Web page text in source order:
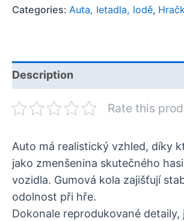
Categories: Auta, letadla, lodě,
Description
Rate this
Auto má realistický vzhled, díky
jako zmenšenina skutečného
vozidla. Gumová kola zajišťují
odolnost při hře.
Dokonale reprodukované detaily,